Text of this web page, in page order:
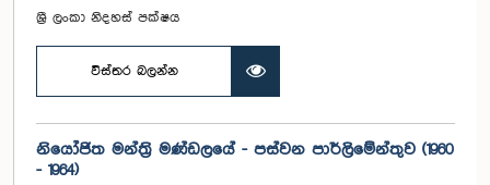
ශ්‍රී ලංකා නිදහස් පක්ෂය
විස්තර බලන්න
නියෝජිත මන්ත්‍රි මණ්ඩලයේ - පස්වන පාර්ලිමේන්තුව (1960
- 1964)